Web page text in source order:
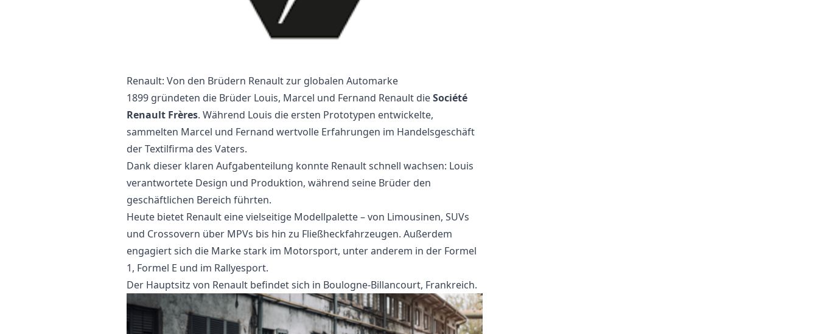
Renault: Von den Brüdern Renault zur globalen Automarke
1899 gründeten die Brüder Louis, Marcel und Fernand Renault dieSociété
Renault Frères. Während Louis die ersten Prototypen entwickelte,
sammelten Marcel und Fernand wertvolle Erfahrungen im Handelsgeschäft
der Textilfirma des Vaters.
Dank dieser klaren Aufgabenteilung konnte Renault schnell wachsen: Louis
verantwortete Design und Produktion, während seine Brüder den
geschäftlichen Bereich führten.
Heute bietet Renault eine vielseitige Modellpalette – von Limousinen, SUVs
und Crossovern über MPVs bis hin zu Fließheckfahrzeugen. Außerdem
engagiert sich die Marke stark im Motorsport, unter anderem in der Formel
1, Formel E und im Rallyesport.
Der Hauptsitz von Renault befindet sich in Boulogne-Billancourt, Frankreich.